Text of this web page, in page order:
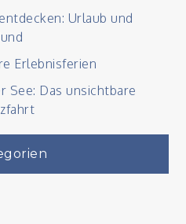
Urlaub und
Erlebnisferien
See: Das unsichtbare